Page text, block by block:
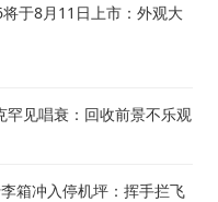
于8月11日上市：外观大
见唱衰：回收前景不乐观
箱冲入停机坪：挥手拦飞